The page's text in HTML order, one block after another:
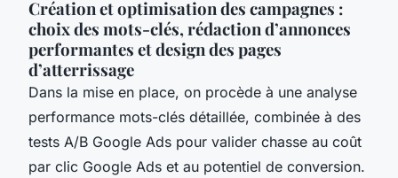
Création et optimisation des campagnes :
choix des mots-clés, rédaction d’annonces
performantes et design des pages
d’atterrissage
Dans la mise en place, on procède à une analyse
performance mots-clés détaillée, combinée à des
tests A/B Google Ads pour valider chasse au coût
par clic Google Ads et au potentiel de conversion.